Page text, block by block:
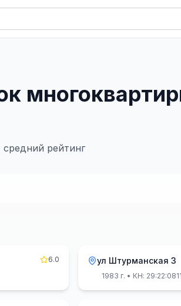
средний рейтинг
6.0
ул Штурманская 3
1983 г. • КН: